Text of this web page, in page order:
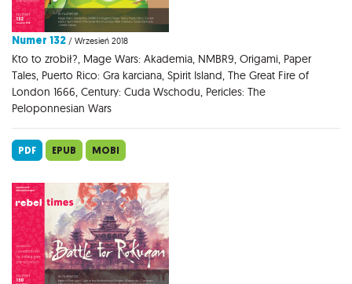
Numer 132 / Wrzesień 2018
Kto to zrobił?, Mage Wars: Akademia, NMBR9, Origami, Paper
Tales, Puerto Rico: Gra karciana, Spirit Island, The Great Fire of
London 1666, Century: Cuda Wschodu, Pericles: The
Peloponnesian Wars
PDF EPUB MOBI